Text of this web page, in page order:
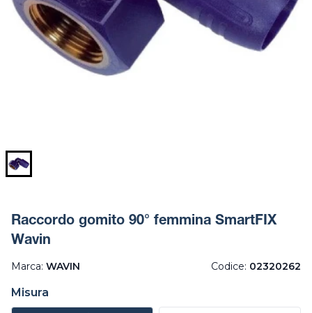
Raccordo gomito 90° femmina SmartFIX
Wavin
Marca: WAVIN Codice: 02320262
Misura